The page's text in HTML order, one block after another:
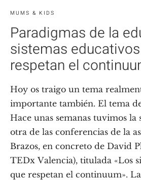
MUMS & KIDS
Paradigmas de la
sistemas
respetan el
Hoy os traigo un tema
importante también. El tema
Hace unas semanas tuvimos la
otra de las conferencias de la
Brazos, en concreto de David
TEDx Valencia), titulada «Los
que respetan el continuum».